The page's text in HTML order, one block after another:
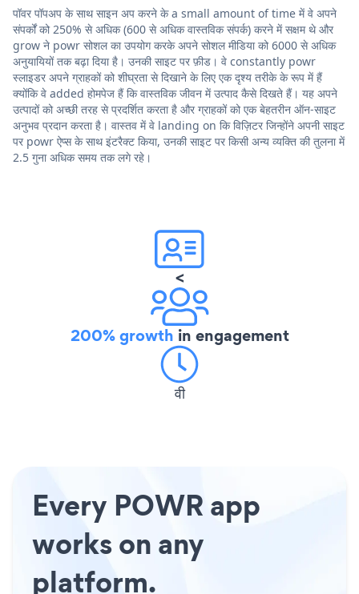
पॉवर पॉपअप के साथ साइन अप करने के a small amount of time में वे अपने
संपर्कों को 250% से अधिक (600 से अधिक वास्तविक संपर्क) करने में सक्षम थे और
grow ने powr सोशल का उपयोग करके अपने सोशल मीडिया को 6000 से अधिक
अनुयायियों तक बढ़ा दिया है। उनकी साइट पर फ़ीड। वे constantly powr
स्लाइडर अपने ग्राहकों को शीघ्रता से दिखाने के लिए एक दृश्य तरीके के रूप में हैं
क्योंकि वे added होमपेज हैं कि वास्तविक जीवन में उत्पाद कैसे दिखते हैं। यह अपने
उत्पादों को अच्छी तरह से प्रदर्शित करता है और ग्राहकों को एक बेहतरीन ऑन-साइट
अनुभव प्रदान करता है। वास्तव में वे landing on कि विज़िटर जिन्होंने अपनी साइट
पर powr ऐप्स के साथ इंटरैक्ट किया, उनकी साइट पर किसी अन्य व्यक्ति की तुलना में
2.5 गुना अधिक समय तक लगे रहे।
<
200% growth in engagement
वी
Every POWR app
works on any
platform.